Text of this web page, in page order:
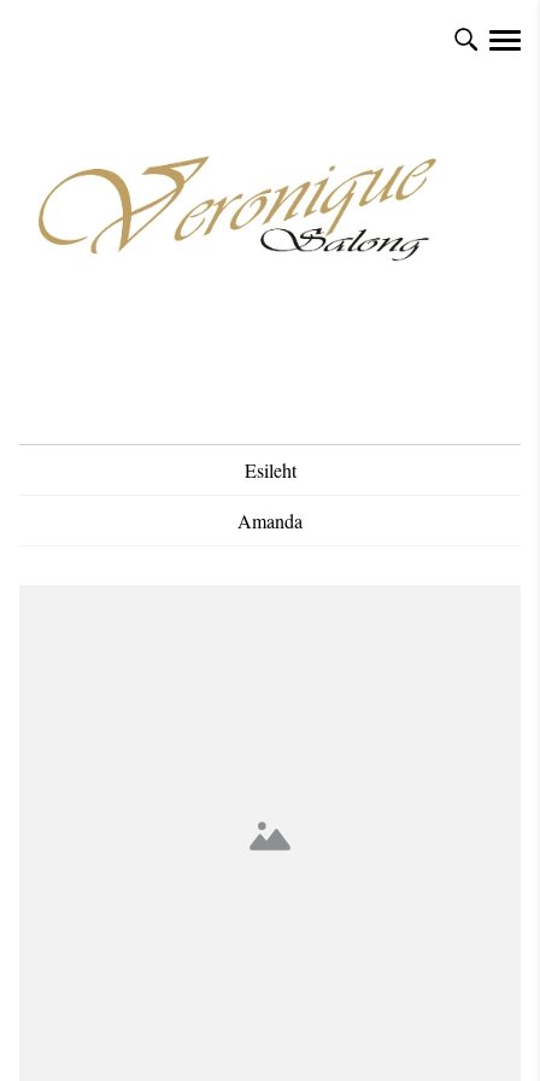
Esileht
Amanda